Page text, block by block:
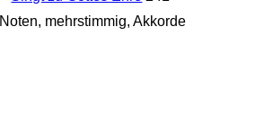
Noten, mehrstimmig, Akkorde